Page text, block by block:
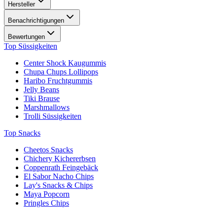
Hersteller
Benachrichtigungen
Bewertungen
Top Süssigkeiten
Center Shock Kaugummis
Chupa Chups Lollipops
Haribo Fruchtgummis
Jelly Beans
Tiki Brause
Marshmallows
Trolli Süssigkeiten
Top Snacks
Cheetos Snacks
Chichery Kichererbsen
Coppenrath Feingebäck
El Sabor Nacho Chips
Lay's Snacks & Chips
Maya Popcorn
Pringles Chips